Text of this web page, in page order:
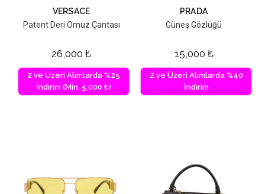
VERSACE
Patent Deri Omuz Çantası
26,000 ₺
2 ve Üzeri Alımlarda %25
İndirim (Min. 5,000 ₺)
PRADA
Güneş Gözlüğü
15,000 ₺
2 ve Üzeri Alımlarda %40
İndirim